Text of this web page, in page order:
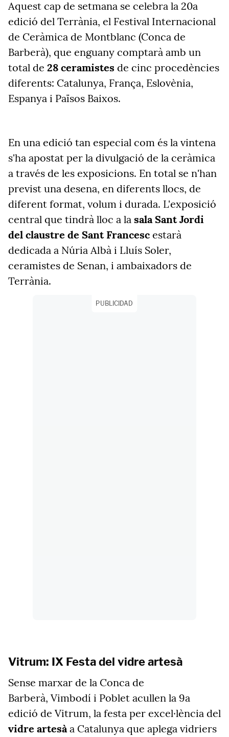
Aquest cap de setmana se celebra la 20a
edició del Terrània, el Festival Internacional
de Ceràmica de Montblanc (Conca de
Barberà), que enguany comptarà amb un
total de 28 ceramistes de cinc procedències
diferents: Catalunya, França, Eslovènia,
Espanya i Països Baixos.
En una edició tan especial com és la vintena
s'ha apostat per la divulgació de la ceràmica
a través de les exposicions. En total se n'han
previst una desena, en diferents llocs, de
diferent format, volum i durada. L'exposició
central que tindrà lloc a la sala Sant Jordi
del claustre de Sant Francesc estarà
dedicada a Núria Albà i Lluís Soler,
ceramistes de Senan, i ambaixadors de
Terrània.
PUBLICIDAD
Vitrum: IX Festa del vidre artesà
Sense marxar de la Conca de
Barberà, Vimbodí i Poblet acullen la 9a
edició de Vitrum, la festa per excel·lència del
vidre artesàa Catalunya que aplega vidriers